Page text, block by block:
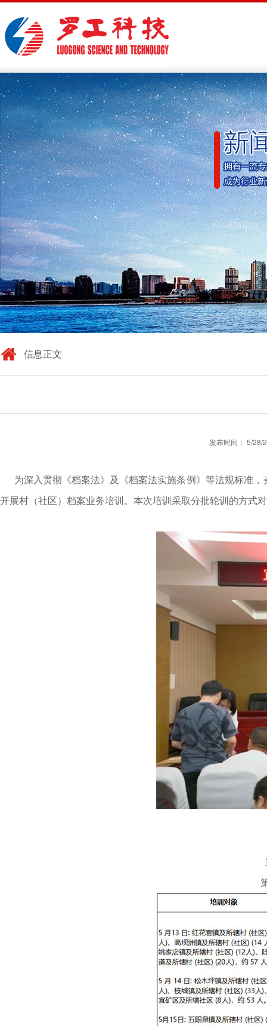
信息正文
发布时间： 5/
为深入贯彻《档案法》及《档案法实施条例》等法规标准
开展村（社区）档案业务培训。本次培训采取分批轮训的方式